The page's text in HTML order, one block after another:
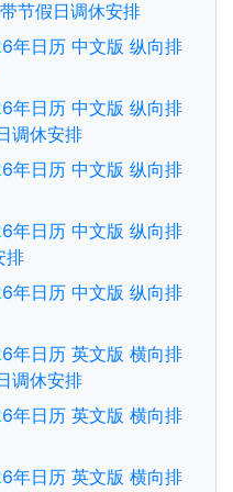
节假日调休安排
年日历 中文版 纵向排
年日历 中文版 纵向排
调休安排
年日历 中文版 纵向排
年日历 中文版 纵向排
排
年日历 中文版 纵向排
年日历 英文版 横向排
调休安排
年日历 英文版 横向排
年日历 英文版 横向排